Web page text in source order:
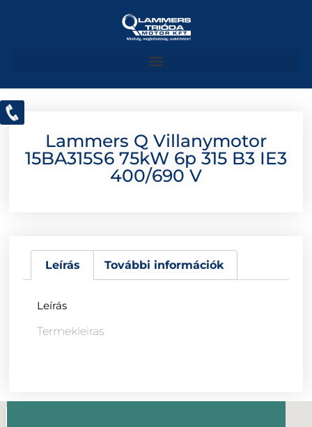
Lammers Q Villanymotor
15BA315S6 75kW 6p 315 B3 IE3
400/690 V
Leírás További információk
Leírás
Termekleiras